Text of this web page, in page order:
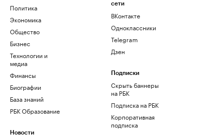
Политика
Экономика
Общество
Бизнес
Технологии и
медиа
Финансы
Биографии
База знаний
РБК Образование
Новости
сети
ВКонтакте
Одноклассники
Telegram
Дзен
Подписки
Скрыть баннеры
на РБК
Подписка на РБК
Корпоративная
подписка